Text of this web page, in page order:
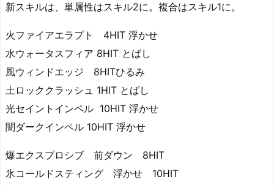
新スキルは、単属性はスキル2に。複合はスキル1に。
火ファイアエラプト 4HIT 浮かせ
水ウォータスフィア 8HIT とばし
風ウィンドエッジ 8HITひるみ
土ロッククラッシュ 1HIT とばし
光セイントインペル 10HIT 浮かせ
闇ダークインペル 10HIT 浮かせ
爆エクスプロシブ 前ダウン 8HIT
氷コールドスティング 浮かせ 10HIT